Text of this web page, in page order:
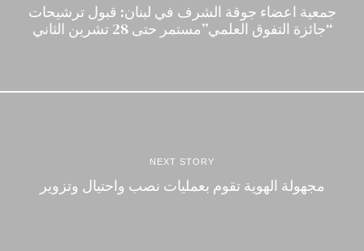
جمعية اعضاء جوقة الشرف في لبنان: قبول ترشيحات
“جائزة التفوق العلمي”مستمر حتى 28 تشرين الثاني
NEXT STORY
مجهولة الهوية تقوم بعمليات نصب واحتيال وتزوير